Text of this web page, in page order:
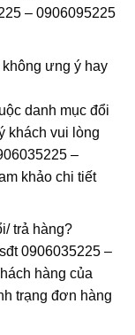
– 0906095225
ưng ý hay
danh mục đổi
khách vui lòng
–
khảo chi tiết
trả hàng?
0906035225 –
hàng của
trạng đơn hàng